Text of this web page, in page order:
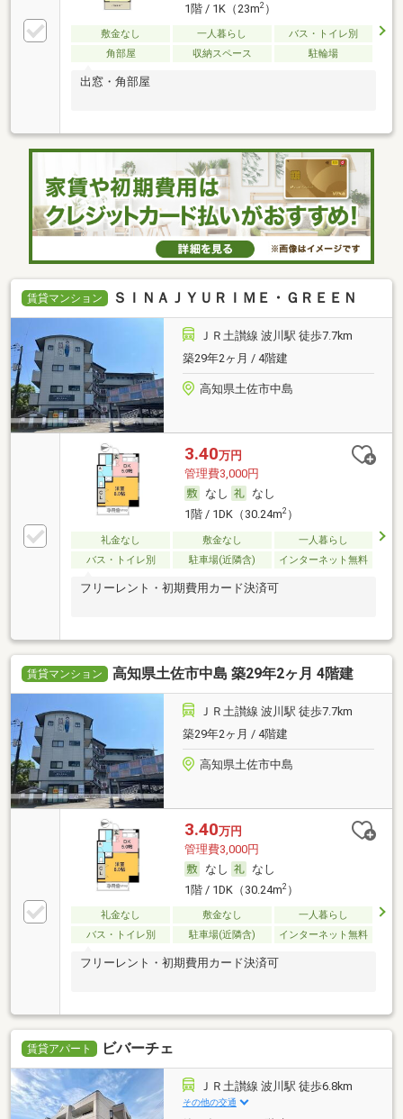
1階 / 1K（23m2）
敷金なし 一人暮らし
バス・トイレ別
角部屋
収納スペース 駐輪場
出窓・角部屋
賃貸マンション ＳＩＮＡＪＹＵＲＩＭＥ・ＧＲＥＥＮ
ＪＲ土讃線 波川駅 徒歩7.7km
築29年2ヶ月 / 4階建
高知県土佐市中島
3.40万円
管理費3,000円
なし
なし
1階 / 1DK（30.24m2）
礼金なし 敷金なし
一人暮らし
バス・トイレ別
駐車場(近隣含) インターネット無料
フリーレント・初期費用カード決済可
賃貸マンション 高知県土佐市中島 築29年2ヶ月 4階建
ＪＲ土讃線 波川駅 徒歩7.7km
築29年2ヶ月 / 4階建
高知県土佐市中島
3.40万円
管理費3,000円
なし
なし
1階 / 1DK（30.24m2）
礼金なし 敷金なし
一人暮らし
バス・トイレ別
駐車場(近隣含) インターネット無料
フリーレント・初期費用カード決済可
賃貸アパート ビバーチェ
ＪＲ土讃線 波川駅 徒歩6.8km
その他の交通